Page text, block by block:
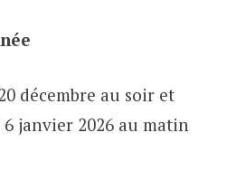
décembre au soir et
janvier 2026 au matin